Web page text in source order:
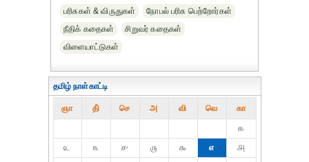
பரிசுகள் & விருதுகள்
நோபல் பரிசு‎ பெற்றோர்‎கள்
நீதிக் கதைகள்
சிறுவர் கதைகள்
விளையாட்டுகள்
தமிழ் நாள்காட்டி
ஞா தி் செ அ வி வெ கா
௧
௨
௩ ௪ ௫ ௬ ௭
௮